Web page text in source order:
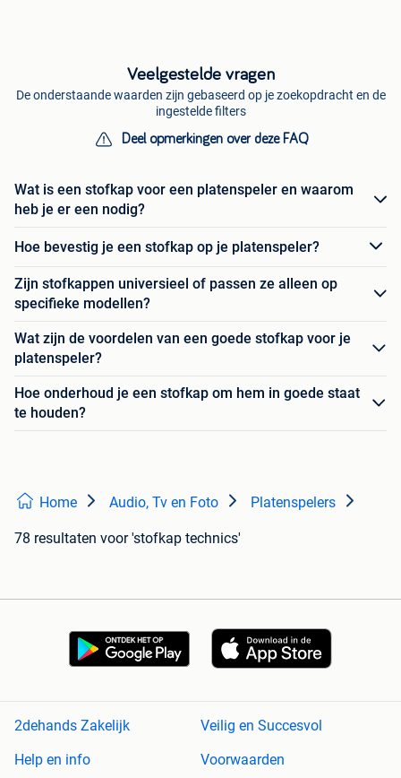
Veelgestelde vragen
De onderstaande waarden zijn gebaseerd op je zoekopdracht en de
ingestelde filters
Deel opmerkingen over deze FAQ
Wat is een stofkap voor een platenspeler en waarom
heb je er een nodig?
Hoe bevestig je een stofkap op je platenspeler?
Zijn stofkappen universieel of passen ze alleen op
specifieke modellen?
Wat zijn de voordelen van een goede stofkap voor je
platenspeler?
Hoe onderhoud je een stofkap om hem in goede staat
te houden?
Home Audio, Tv en Foto Platenspelers
78 resultaten voor 'stofkap technics'
2dehands Zakelijk
Veilig en Succesvol
Help en info
Voorwaarden